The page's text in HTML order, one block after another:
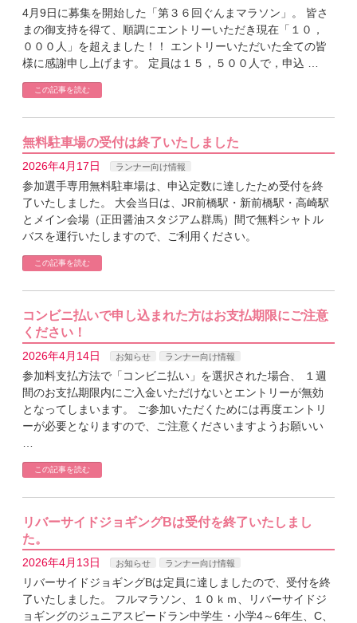
4月9日に募集を開始した「第３６回ぐんまマラソン」。 皆さ
まの御支持を得て、順調にエントリーいただき現在「１０，
０００人」を超えました！！ エントリーいただいた全ての皆
様に感謝申し上げます。 定員は１５，５００人で，申込 …
この記事を読む
無料駐車場の受付は終了いたしました
2026年4月17日 ランナー向け情報
参加選手専用無料駐車場は、申込定数に達したため受付を終
了いたしました。 大会当日は、JR前橋駅・新前橋駅・高崎駅
とメイン会場（正田醤油スタジアム群馬）間で無料シャトル
バスを運行いたしますので、ご利用ください。
この記事を読む
コンビニ払いで申し込まれた方はお支払期限にご注意
ください！
2026年4月14日 お知らせ ランナー向け情報
参加料支払方法で「コンビニ払い」を選択された場合、 １週
間のお支払期限内にご入金いただけないとエントリーが無効
となってしまいます。 ご参加いただくためには再度エントリ
ーが必要となりますので、ご注意くださいますようお願いい
この記事を読む
リバーサイドジョギングBは受付を終了いたしまし
た。
2026年4月13日 お知らせ ランナー向け情報
リバーサイドジョギングBは定員に達しましたので、受付を終
了いたしました。 フルマラソン、１０ｋｍ、リバーサイドジ
ョギングのジュニアスピードラン中学生・小学4～6年生、C、